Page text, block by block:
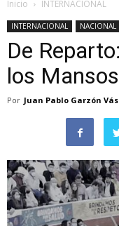
Inicio INTERNACIONAL
INTERNACIONAL NACIONAL
De
los Mansos
Por Juan Pablo Garzón